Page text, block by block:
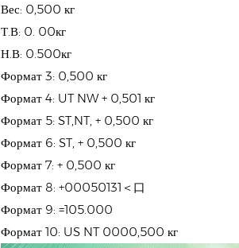
Вес: 0,500 кг
Т.В: 0. 00кг
Н.В: 0.500кг
Формат 3: 0,500 кг
Формат 4: UT NW + 0,501 кг
Формат 5: ST,NT, + 0,500 кг
Формат 6: ST, + 0,500 кг
Формат 7: + 0,500 кг
Формат 8: +00050131＜口
Формат 9: =105.000
Формат 10: US NT 0000,500 кг